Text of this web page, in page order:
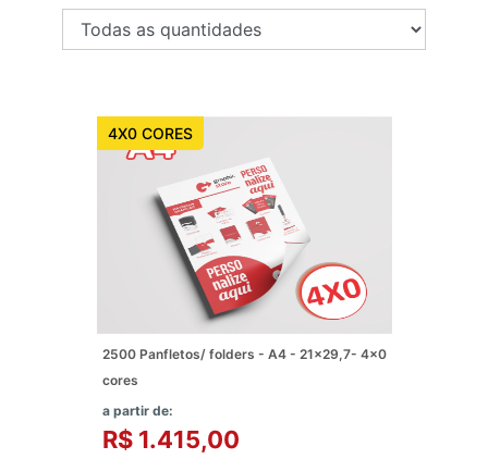
4X0 CORES
2500 Panfletos/ folders - A4 - 21x29,7- 4x0
cores
a partir de:
R$ 1.415,00